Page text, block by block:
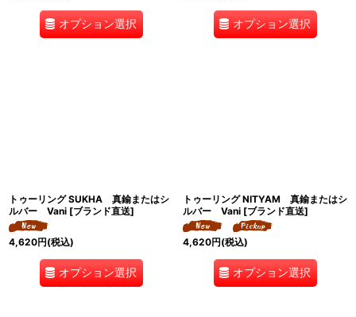
オプション選択 オプション選択
トゥーリング SUKHA 真鍮またはシ
ルバー Vani [ブランド直送]
4,620円(税込)
オプション選択
トゥーリング NITYAM 真鍮またはシ
ルバー Vani [ブランド直送]
4,620円(税込)
オプション選択